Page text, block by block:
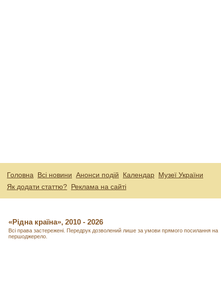
Головна Всі новини Анонси подій Календар Музеї України
Як додати статтю? Реклама на сайті
«Рідна країна», 2010 - 2026
Всі права застережені. Передрук дозволений лише за умови прямого посилання на
першоджерело.